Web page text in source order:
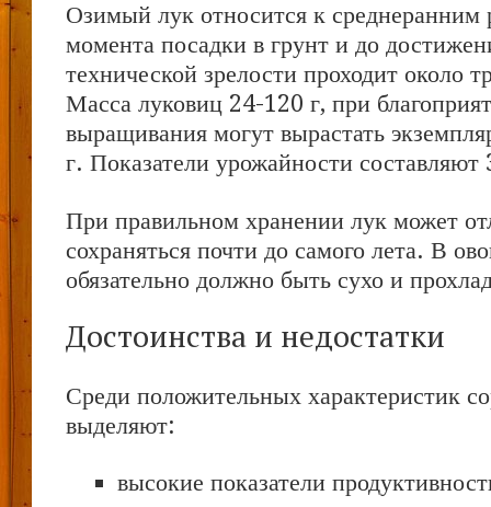
Озимый лук относится к среднеранним
момента посадки в грунт и до
технической зрелости проходит около
Масса луковиц 24-120 г, при
выращивания могут вырастать
г. Показатели урожайности
При правильном хранении лук может
сохраняться почти до самого лета. В
обязательно должно быть сухо и
Достоинства и недостатки
Среди положительных характеристик
выделяют:
высокие показатели